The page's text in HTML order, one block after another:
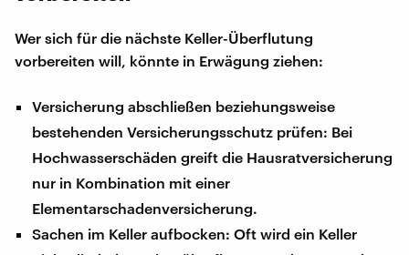
Wer sich für die nächste Keller-Überflutung
vorbereiten will, könnte in Erwägung ziehen:
Versicherung abschließen beziehungsweise
bestehenden Versicherungsschutz prüfen: Bei
Hochwasserschäden greift die Hausratversicherung
nur in Kombination mit einer
Elementarschadenversicherung.
Sachen im Keller aufbocken: Oft wird ein Keller